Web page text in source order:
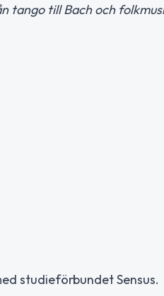
tango till Bach och
studieförbundet Sensus.